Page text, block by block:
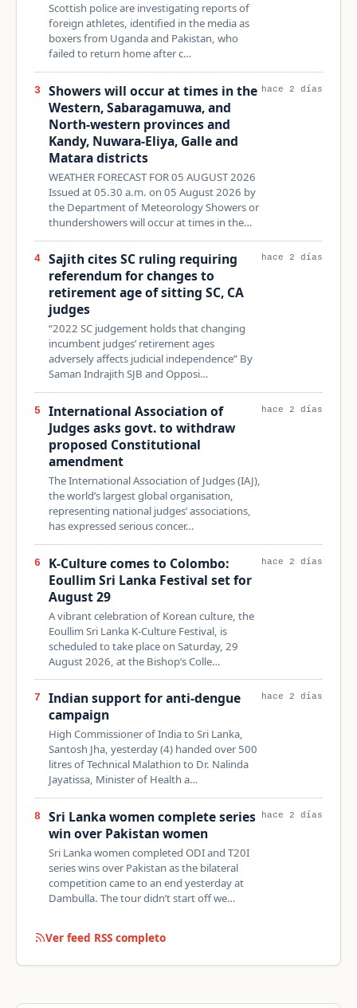
Scottish ‌police are investigating reports of
foreign ⁠athletes, identified ⁠in the media as
boxers from Uganda and Pakistan, who
failed to return home ⁠after c…
3
Showers will occur at times in the
Western, Sabaragamuwa, and
North-western provinces and
Kandy, Nuwara-Eliya, Galle and
Matara districts
WEATHER FORECAST FOR 05 AUGUST 2026
Issued at 05.30 a.m. on 05 August 2026 by
the Department of Meteorology Showers or
thundershowers will occur at times in the…
hace 2 días
4
Sajith cites SC ruling requiring
referendum for changes to
retirement age of sitting SC, CA
judges
“2022 SC judgement holds that changing
incumbent judges’ retirement ages
adversely affects judicial independence” By
Saman Indrajith SJB and Opposi…
hace 2 días
5
International Association of
Judges asks govt. to withdraw
proposed Constitutional
amendment
The International Association of Judges (IAJ),
the world’s largest global organisation,
representing national judges’ associations,
has expressed serious concer…
hace 2 días
6
K-Culture comes to Colombo:
Eoullim Sri Lanka Festival set for
August 29
A vibrant celebration of Korean culture, the
Eoullim Sri Lanka K-Culture Festival, is
scheduled to take place on Saturday, 29
August 2026, at the Bishop’s Colle…
hace 2 días
7
Indian support for anti-dengue
campaign
High Commissioner of India to Sri Lanka,
Santosh Jha, yesterday (4) handed over 500
litres of Technical Malathion to Dr. Nalinda
Jayatissa, Minister of Health a…
hace 2 días
8
Sri Lanka women complete series
win over Pakistan women
Sri Lanka women completed ODI and T20I
series wins over Pakistan as the bilateral
competition came to an end yesterday at
Dambulla. The tour didn’t start off we…
hace 2 días
Ver feed RSS completo